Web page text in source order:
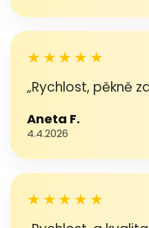
★★★★★
„Rychlost, pěkně
Aneta F.
4.4.2026
★★★★★